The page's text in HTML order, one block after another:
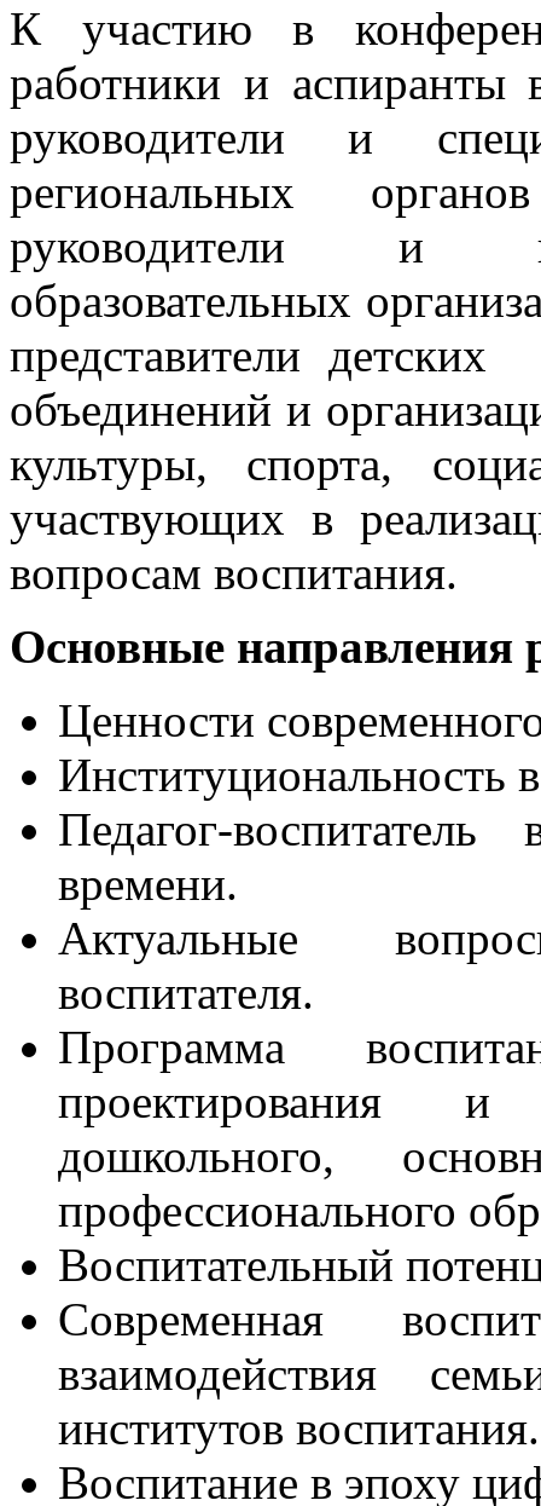
К участию в
работники и
руководители и
региональных
руководители и
образовательных
представители
объединений и
культуры, спорта,
участвующих в
вопросам воспитания.
Основные направления
Ценности
Институциональность
Педагог-
времени.
Актуальные
воспитателя.
Программа
проектирования
дошкольного,
профессионального
Воспитательный
Современная
взаимодействия
институтов
Воспитание в эпоху